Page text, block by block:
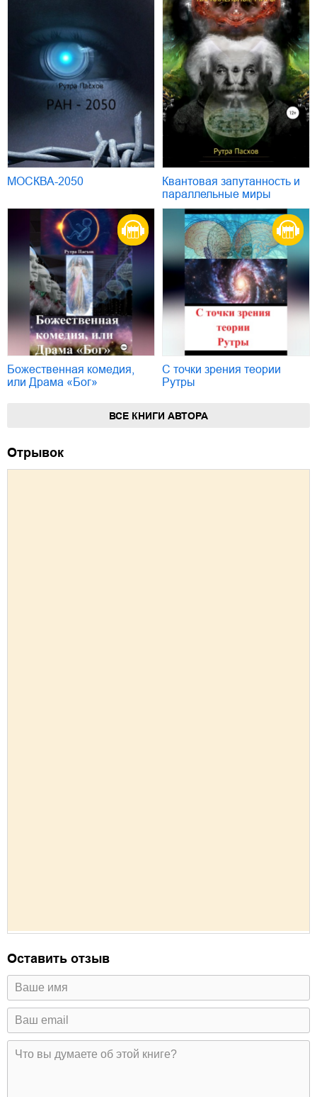
МОСКВА-2050
Квантовая запутанность и
параллельные миры
Божественная комедия,
или Драма «Бог»
С точки зрения теории
Рутры
ВСЕ КНИГИ АВТОРА
Отрывок
Оставить отзыв